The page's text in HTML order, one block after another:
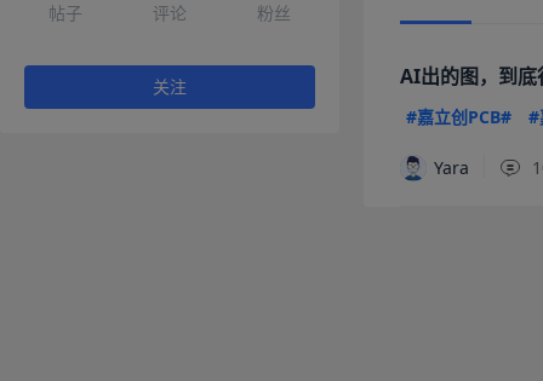
帖子 评论 粉丝
关注 AI出的图，到底
#嘉立创PCB# #
Yara